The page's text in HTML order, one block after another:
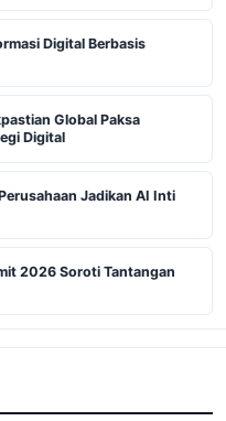
Digital Berbasis
Global Paksa
Digital
Jadikan AI Inti
2026 Soroti Tantangan